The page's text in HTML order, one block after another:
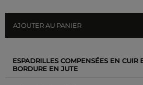
AJOUTER AU PANIER
ESPADRILLES COMPENSÉES EN CUIR
BORDURE EN JUTE